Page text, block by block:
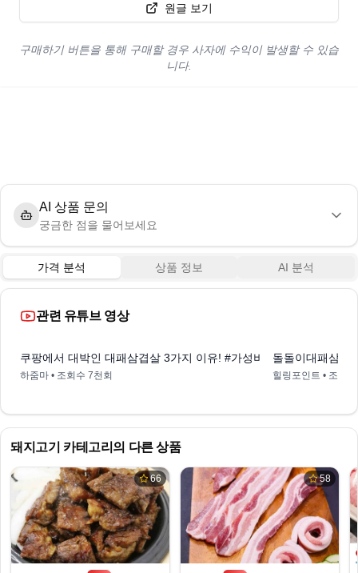
원글 보기
구매하기 버튼을 통해 구매할 경우 사자에 수익이 발생할 수 있습
니다.
AI 상품 문의
궁금한 점을 물어보세요
가격 분석 상품 정보 AI 분석
관련 유튜브 영상
쿠팡에서 대박인 대패삼겹살 3가지 이유! #가성비고기
하줌마 • 조회수 7천회
돌돌이대패삼겹
힐링포인트 • 조회
돼지고기 카테고리의 다른 상품
66 58